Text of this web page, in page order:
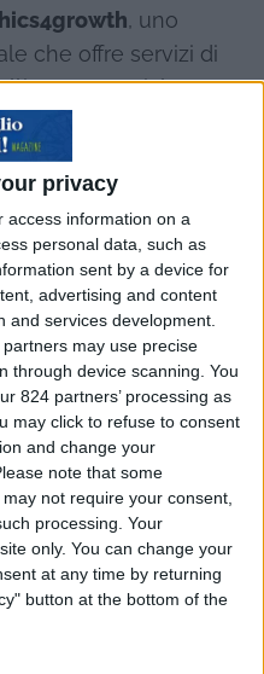
privacy
access information on a
personal data, such as
sent by a device for
advertising and content
and services development.
may use precise
through device scanning. You
824 partners’ processing as
may click to refuse to consent
and change your
note that some
not require your consent,
processing. Your
only. You can change your
at any time by returning
button at the bottom of the
, uno
che offre servizi di
sociale e
che vogliono
alla fidanzata,
a mete poco
Parlando di
del suo mare, della
di vita a contatto
quando vi è arrivato,
turismo di massa, nei
questo fa sì che molti
solo dai locals,
per via delle folle. In
a Maiorca è